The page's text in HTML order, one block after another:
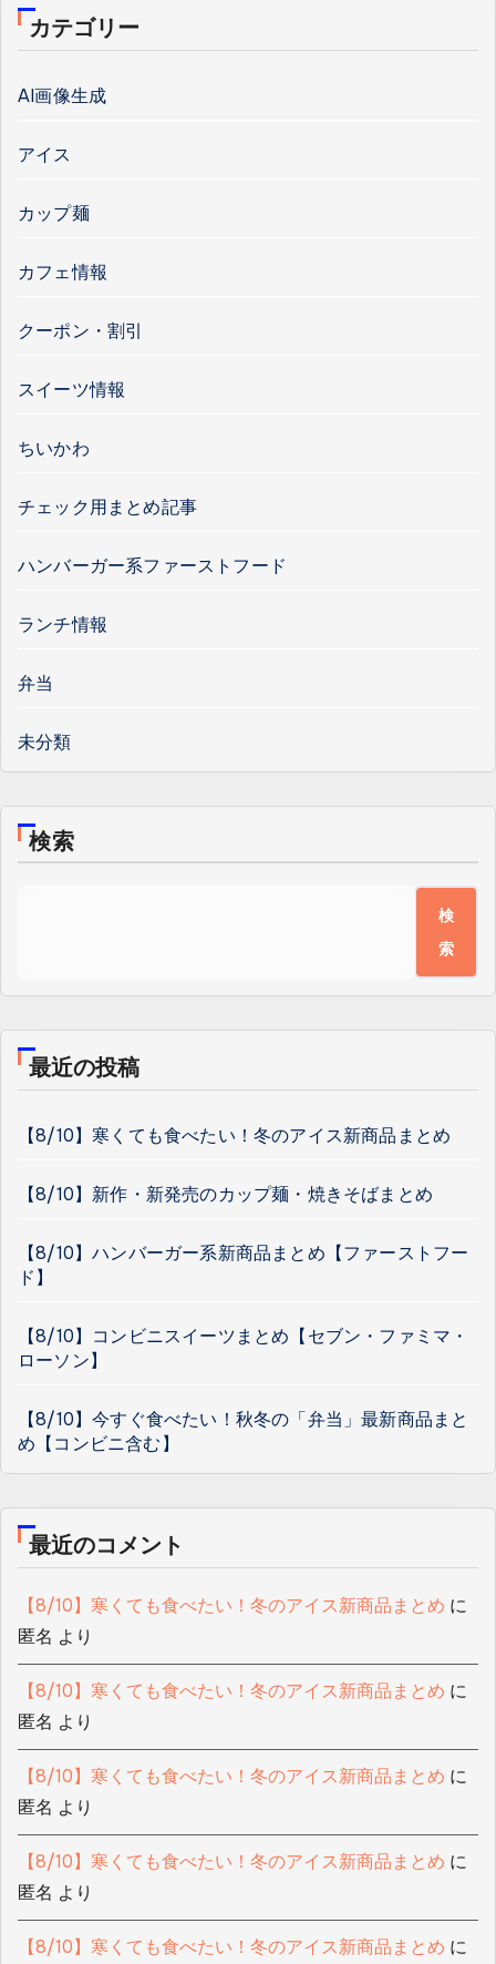
カテゴリー
AI画像生成
アイス
カップ麺
カフェ情報
クーポン・割引
スイーツ情報
ちいかわ
チェック用まとめ記事
ハンバーガー系ファーストフード
ランチ情報
弁当
未分類
検索
検
索
最近の投稿
【8/10】寒くても食べたい！冬のアイス新商品まとめ
【8/10】新作・新発売のカップ麺・焼きそばまとめ
【8/10】ハンバーガー系新商品まとめ【ファーストフー
ド】
【8/10】コンビニスイーツまとめ【セブン・ファミマ・
ローソン】
【8/10】今すぐ食べたい！秋冬の「弁当」最新商品まと
め【コンビニ含む】
最近のコメント
【8/10】寒くても食べたい！冬のアイス新商品まとめ に
匿名 より
【8/10】寒くても食べたい！冬のアイス新商品まとめ に
匿名 より
【8/10】寒くても食べたい！冬のアイス新商品まとめ に
匿名 より
【8/10】寒くても食べたい！冬のアイス新商品まとめ に
匿名 より
【8/10】寒くても食べたい！冬のアイス新商品まとめ に